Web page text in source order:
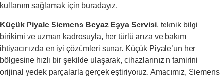
kullanım sağlamak için buradayız.
Küçük Piyale Siemens Beyaz Eşya Servisi, teknik bilgi
birikimi ve uzman kadrosuyla, her türlü arıza ve bakım
ihtiyacınızda en iyi çözümleri sunar. Küçük Piyale’un her
bölgesine hızlı bir şekilde ulaşarak, cihazlarınızın tamirini
orijinal yedek parçalarla gerçekleştiriyoruz. Amacımız, Siemens